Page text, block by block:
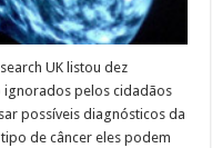
UK listou dez
ignorados pelos cidadãos
possíveis diagnósticos da
de câncer eles podem